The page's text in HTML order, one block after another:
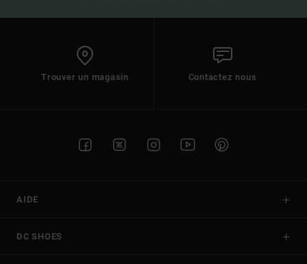
Trouver un magasin Contactez nous
AIDE
DC SHOES